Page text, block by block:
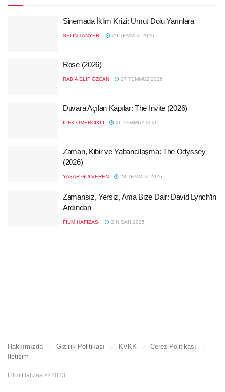
Sinemada İklim Krizi: Umut Dolu Yarınlara
SELIN TANYERI 29 TEMMUZ 2026
Rose (2026)
RABIA ELIF ÖZCAN 27 TEMMUZ 2026
Duvara Açılan Kapılar: The Invite (2026)
İPEK ÖMERCIKLI 26 TEMMUZ 2026
Zaman, Kibir ve Yabancılaşma: The Odyssey
(2026)
YAŞAR GÜLVEREN 23 TEMMUZ 2026
Zamansız, Yersiz, Ama Bize Dair: David Lynch’in
Ardından
FIL'M HAFIZASI 2 NISAN 2025
Hakkımızda Gizlilik Politikası KVKK
Çerez Politikası
İletişim
Fil'm Hafızası © 2023